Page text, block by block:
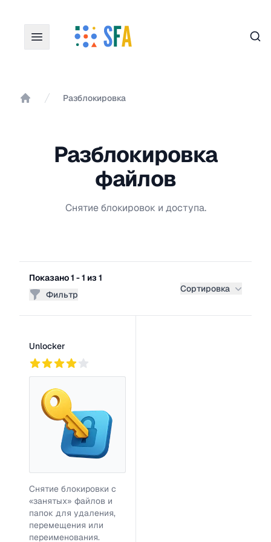
Разблокировка
Разблокировка
файлов
Снятие блокировок и доступа.
Показано 1 - 1 из 1
Фильтр
Сортировка
Unlocker
Снятие блокировки с
«занятых» файлов и
папок для удаления,
перемещения или
переименования.